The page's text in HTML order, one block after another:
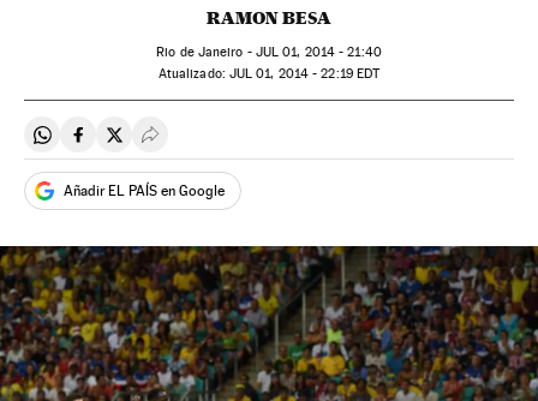
RAMON BESA
Rio de Janeiro - JUL 01, 2014 - 21:40
atualizado: JUL 01, 2014 - 22:19EDT
Compartir en Whatsapp
Compartir en Facebook
Compartir en Twitter
Desplegar Redes Sociales
Añadir EL PAÍS en Google